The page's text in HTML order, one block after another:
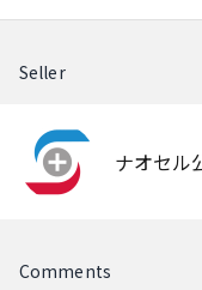
Seller
ナオセル
Comments